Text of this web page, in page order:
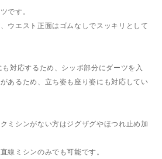
です。
ウエスト正面はゴムなしでスッキリとして
対応するため、シッポ部分にダーツを入
あるため、立ち姿も座り姿にも対応してい
ミシンがない方はジグザグやほつれ止め加
線ミシンのみでも可能です。